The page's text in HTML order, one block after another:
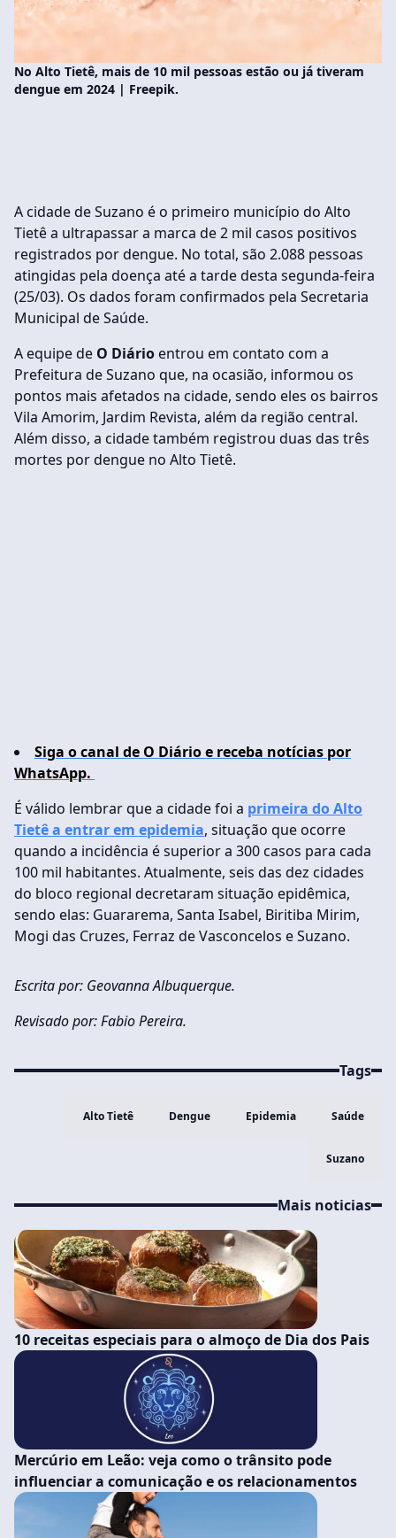
No Alto Tietê, mais de 10 mil pessoas estão ou já tiveram
dengue em 2024 | Freepik.
A cidade de Suzano é o primeiro município do Alto
Tietê a ultrapassar a marca de 2 mil casos positivos
registrados por dengue. No total, são 2.088 pessoas
atingidas pela doença até a tarde desta segunda-feira
(25/03). Os dados foram confirmados pela Secretaria
Municipal de Saúde.
A equipe de O Diário entrou em contato com a
Prefeitura de Suzano que, na ocasião, informou os
pontos mais afetados na cidade, sendo eles os bairros
Vila Amorim, Jardim Revista, além da região central.
Além disso, a cidade também registrou duas das três
mortes por dengue no Alto Tietê.
Siga o canal de O Diário e receba notícias por
WhatsApp.
É válido lembrar que a cidade foi a primeira do Alto
Tietê a entrar em epidemia, situação que ocorre
quando a incidência é superior a 300 casos para cada
100 mil habitantes. Atualmente, seis das dez cidades
do bloco regional decretaram situação epidêmica,
sendo elas: Guararema, Santa Isabel, Biritiba Mirim,
Mogi das Cruzes, Ferraz de Vasconcelos e Suzano.
Escrita por: Geovanna Albuquerque.
Revisado por: Fabio Pereira.
Tags
Alto Tietê Dengue Epidemia Saúde
Suzano
Mais noticias
10 receitas especiais para o almoço de Dia dos Pais
Mercúrio em Leão: veja como o trânsito pode
influenciar a comunicação e os relacionamentos